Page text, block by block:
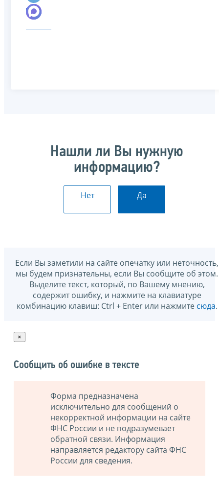
Нашли ли Вы нужную
информацию?
Нет Да
Если Вы заметили на сайте опечатку или неточность,
мы будем признательны, если Вы сообщите об этом.
Выделите текст, который, по Вашему мнению,
содержит ошибку, и нажмите на клавиатуре
комбинацию клавиш: Ctrl + Enter или нажмите сюда.
×
Сообщить об ошибке в тексте
Форма предназначена
исключительно для сообщений о
некорректной информации на сайте
ФНС России и не подразумевает
обратной связи. Информация
направляется редактору сайта ФНС
России для сведения.